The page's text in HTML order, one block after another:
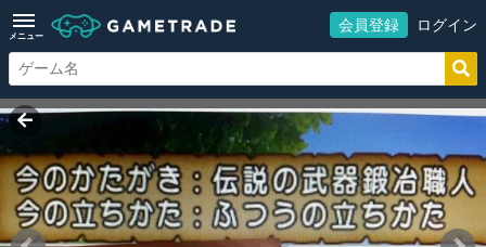
メニュー
会員登録 ログイン